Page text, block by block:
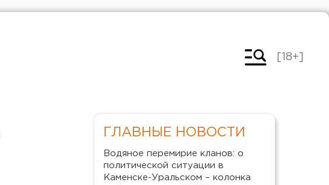
[18+]
ГЛАВНЫЕ НОВОСТИ
Водяное перемирие кланов: о
политической ситуации в
Каменске-Уральском – колонка